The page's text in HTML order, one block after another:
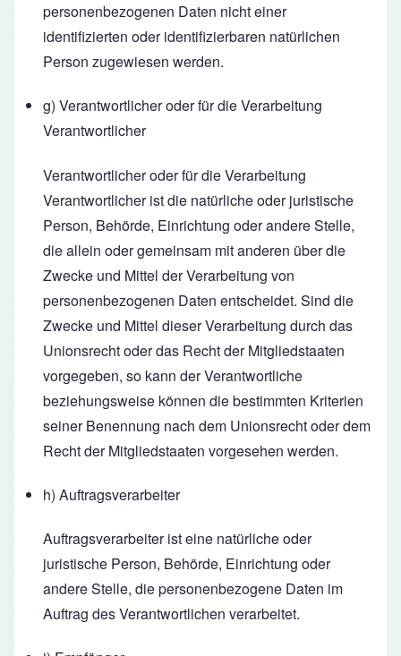
personenbezogenen Daten nicht einer
identifizierten oder identifizierbaren natürlichen
Person zugewiesen werden.
g) Verantwortlicher oder für die Verarbeitung
Verantwortlicher
Verantwortlicher oder für die Verarbeitung
Verantwortlicher ist die natürliche oder juristische
Person, Behörde, Einrichtung oder andere Stelle,
die allein oder gemeinsam mit anderen über die
Zwecke und Mittel der Verarbeitung von
personenbezogenen Daten entscheidet. Sind die
Zwecke und Mittel dieser Verarbeitung durch das
Unionsrecht oder das Recht der Mitgliedstaaten
vorgegeben, so kann der Verantwortliche
beziehungsweise können die bestimmten Kriterien
seiner Benennung nach dem Unionsrecht oder dem
Recht der Mitgliedstaaten vorgesehen werden.
h) Auftragsverarbeiter
Auftragsverarbeiter ist eine natürliche oder
juristische Person, Behörde, Einrichtung oder
andere Stelle, die personenbezogene Daten im
Auftrag des Verantwortlichen verarbeitet.